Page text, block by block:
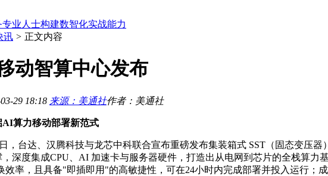
，打造港股稀缺科技标的
业人士构建数智化实战能力
大会WAIC 2026：科创教育非遗AI多元绽放
品直击施工一线痛点
混合劳动力协同调度的必要性
单笔投资，日处理货量达900吨
讯 > 正文内容
动智算中心发布
29 18:18 来源：美通社作者：美通社
算力移动部署新范式
，台达、汉腾科技与龙芯中科联合宣布重磅发布集装箱式 SST（固态变压
深度集成CPU、AI 加速卡与服务器硬件，打造出从电网到芯片的全栈算力
效率，且具备"即插即用"的高敏捷性，可在24小时内完成部署并投入运行